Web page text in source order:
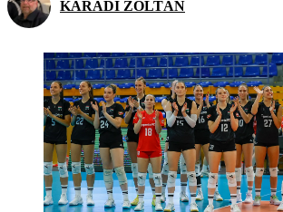
KARÁDI ZOLTÁN